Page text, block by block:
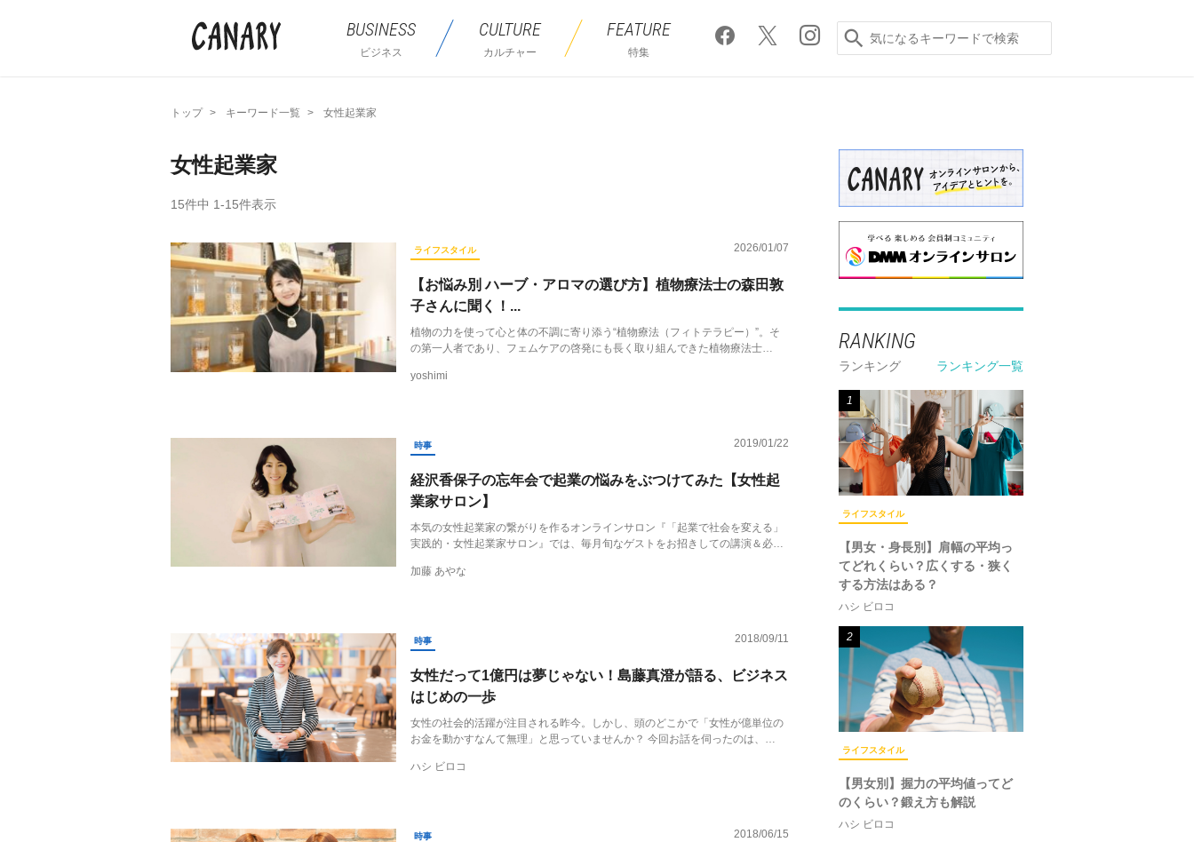
BUSINESS
ビジネス
CULTURE
カルチャー
FEATURE
特集
トップ キーワード一覧 女性起業家
女性起業家
15件中 1-15件表示
ライフスタイル 2026/01/07
【お悩み別 ハーブ・アロマの選び方】植物療法士の森田敦
子さんに聞く！...
植物の力を使って心と体の不調に寄り添う“植物療法（フィトテラピー）”。そ
の第一人者であり、フェムケアの啓発にも長く取り組んできた植物療法士…
yoshimi
時事 2019/01/22
経沢香保子の忘年会で起業の悩みをぶつけてみた【女性起
業家サロン】
本気の女性起業家の繋がりを作るオンラインサロン『「起業で社会を変える」
実践的・女性起業家サロン』では、毎月旬なゲストをお招きしての講演＆必…
加藤 あやな
時事 2018/09/11
女性だって1億円は夢じゃない！島藤真澄が語る、ビジネス
はじめの一歩
女性の社会的活躍が注目される昨今。しかし、頭のどこかで「女性が億単位の
お金を動かすなんて無理」と思っていませんか？ 今回お話を伺ったのは、…
ハシ ビロコ
時事 2018/06/15
RANKING
ランキング ランキング一覧
1
ライフスタイル
【男女・身長別】肩幅の平均っ
てどれくらい？広くする・狭く
する方法はある？
ハシ ビロコ
2
ライフスタイル
【男女別】握力の平均値ってど
のくらい？鍛え方も解説
ハシ ビロコ